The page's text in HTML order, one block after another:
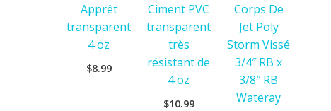
Apprêt
transparent
4 oz
$8.99
Ciment PVC
transparent
très
résistant de
4 oz
$10.99
Corps De
Jet Poly
Storm Vissé
3/4″ RB x
3/8″ RB
Wateray